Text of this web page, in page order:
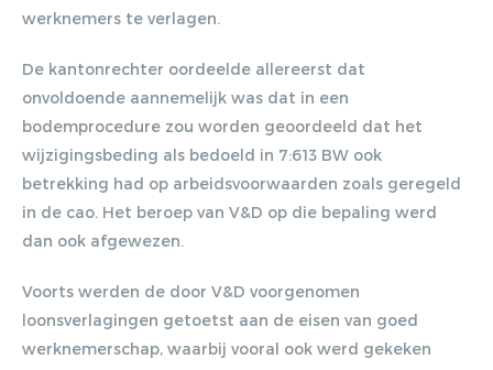
werknemers te verlagen.
De kantonrechter oordeelde allereerst dat
onvoldoende aannemelijk was dat in een
bodemprocedure zou worden geoordeeld dat het
wijzigingsbeding als bedoeld in 7:613 BW ook
betrekking had op arbeidsvoorwaarden zoals geregeld
in de cao. Het beroep van V&D op die bepaling werd
dan ook afgewezen.
Voorts werden de door V&D voorgenomen
loonsverlagingen getoetst aan de eisen van goed
werknemerschap, waarbij vooral ook werd gekeken